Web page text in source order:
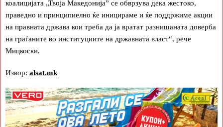
коалицијата „Твоја Македонија” се обврзува дека жестоко,
праведно и принципиелно ќе иницираме и ќе поддржиме акции
на правната држава кои треба да ја вратат разнишаната доверба
на граѓаните во институциите на државната власт“, рече
Мицкоски.
Извор: alsat.mk